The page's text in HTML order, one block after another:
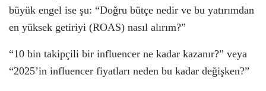
büyük engel ise şu: “Doğru bütçe nedir ve bu yatırımdan
en yüksek getiriyi (ROAS) nasıl alırım?”
“10 bin takipçili bir influencer ne kadar kazanır?” veya
“2025’in influencer fiyatları neden bu kadar değişken?”